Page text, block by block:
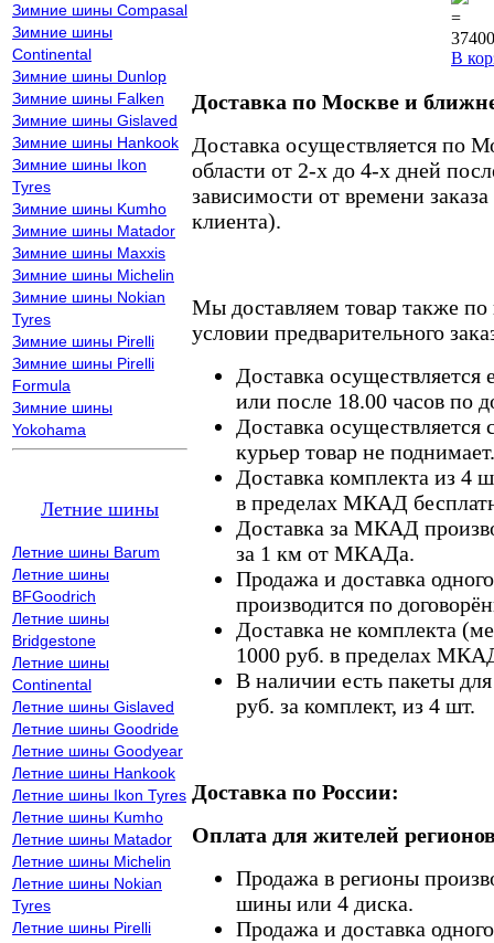
Зимние шины Compasal
Зимние шины
Continental
Зимние шины Dunlop
Зимние шины Falken
Зимние шины Gislaved
Зимние шины Hankook
Зимние шины Ikon
Tyres
Зимние шины Kumho
Зимние шины Matador
Зимние шины Maxxis
Зимние шины Michelin
Зимние шины Nokian
Tyres
Зимние шины Pirelli
Зимние шины Pirelli
Formula
Зимние шины
Yokohama
Летние шины
Летние шины Barum
Летние шины
BFGoodrich
Летние шины
Bridgestone
Летние шины
Continental
Летние шины Gislaved
Летние шины Goodride
Летние шины Goodyear
Летние шины Hankook
Летние шины Ikon Tyres
Летние шины Kumho
Летние шины Matador
Летние шины Michelin
Летние шины Nokian
Tyres
Летние шины Pirelli
=
В
Доставка по Москве и
Доставка осуществляется по
области от 2-х до 4-х дней
зависимости от времени
клиента).
Мы доставляем товар также
условии предварительного
Доставка осуществляется
или после 18.00 часов по
Доставка осуществляется
курьер товар не поднимает.
Доставка комплекта из 4
в пределах МКАД
Доставка за МКАД
за 1 км от МКАДа.
Продажа и доставка
производится по
Доставка не комплекта
1000 руб. в пределах
В наличии есть пакеты
руб. за комплект, из 4 шт.
Доставка по России:
Оплата для жителей
Продажа в регионы
шины или 4 диска.
Продажа и доставка